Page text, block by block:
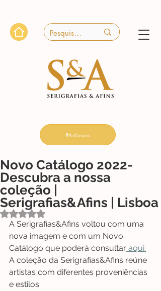
#ArtLovers
Novo Catálogo 2022-
Descubra a nossa
coleção |
Serigrafias&Afins | Lisboa
Avaliado com NaN de 5 estrelas.
A Serigrafias&Afins voltou com uma
nova imagem e com um Novo
Catálogo que poderá consultar aqui.
A coleção da Serigrafias&Afins reúne
artistas com diferentes proveniências
e estilos.